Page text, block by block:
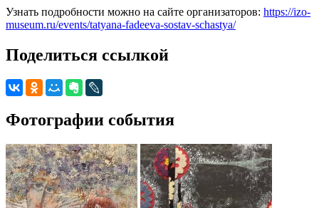
Узнать подробности можно на сайте организаторов: https://izo-
museum.ru/events/tatyana-fadeeva-sostav-schastya/
Поделиться ссылкой
Фотографии события